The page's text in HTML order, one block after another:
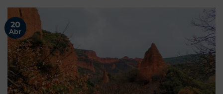
20
Abr